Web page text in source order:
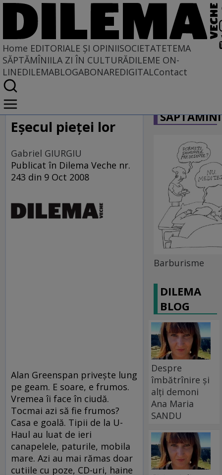
Home EDITORIALE ȘI OPINIISOCIETATETEMA
SĂPTĂMÎNIILA ZI ÎN CULTURĂDILEME ON-
LINEDILEMABLOGABONAREDIGITALContact
Home
EDITORIALE ȘI OPINII
PE CE LUME TRĂIM
Eşecul pieţei lor
Gabriel GIURGIU
Publicat în Dilema Veche nr.
243 din 9 Oct 2008
Alan Greenspan priveşte lung
pe geam. E soare, e frumos.
Vremea îi face în ciudă.
Tocmai azi să fie frumos?
Casa e goală. Tipii de la U-
Haul au luat de ieri
canapelele, paturile, mobila
mare. Azi au mai rămas doar
cutiile cu poze, CD-uri, haine
Barburisme
DILEMA
BLOG
Despre
îmbătrînire și
alți demoni
Ana Maria
SANDU